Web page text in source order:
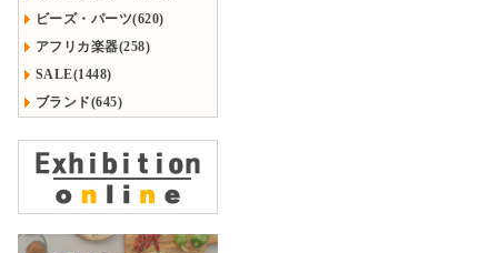
ビーズ・パーツ(620)
アフリカ楽器(258)
SALE(1448)
ブランド(645)